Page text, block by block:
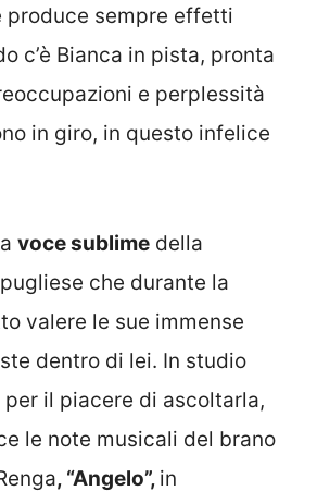
produce sempre effetti
c’è Bianca in pista, pronta
e perplessità
in giro, in questo infelice
voce sublime della
che durante la
valere le sue immense
dentro di lei. In studio
il piacere di ascoltarla,
le note musicali del brano
, “Angelo”, in